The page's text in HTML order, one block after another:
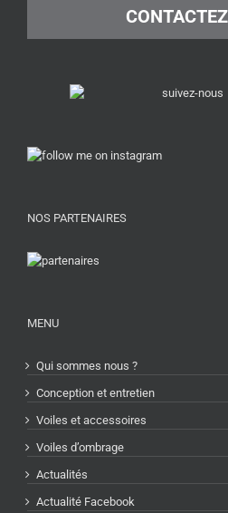
NOS PARTENAIRES
MENU
Qui sommes nous ?
Conception et entretien
Voiles et accessoires
Voiles d’ombrage
Actualités
Actualité Facebook